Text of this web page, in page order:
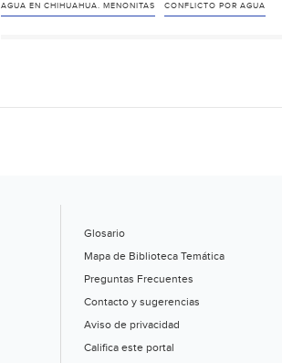
a
AGUA EN CHIHUAHUA. MENONITAS CONFLICTO POR AGUA
Glosario
Mapa de Biblioteca Temática
Preguntas Frecuentes
Contacto y sugerencias
Aviso de privacidad
Califica este portal